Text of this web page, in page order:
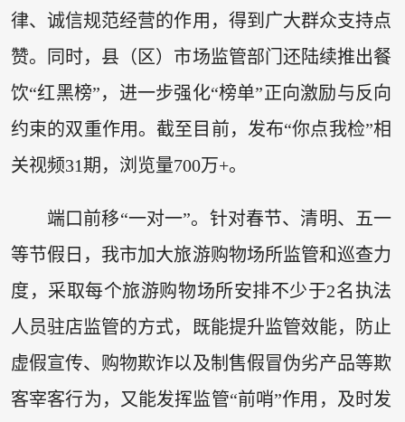
律、诚信规范经营的作用，得到广大群众支持点
赞。同时，县（区）市场监管部门还陆续推出餐
饮“红黑榜”，进一步强化“榜单”正向激励与反向
约束的双重作用。截至目前，发布“你点我检”相
关视频31期，浏览量700万+。
端口前移“一对一”。针对春节、清明、五一
等节假日，我市加大旅游购物场所监管和巡查力
度，采取每个旅游购物场所安排不少于2名执法
人员驻店监管的方式，既能提升监管效能，防止
虚假宣传、购物欺诈以及制售假冒伪劣产品等欺
客宰客行为，又能发挥监管“前哨”作用，及时发